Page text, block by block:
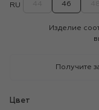
RU 46
Изделие
Получите
Цвет